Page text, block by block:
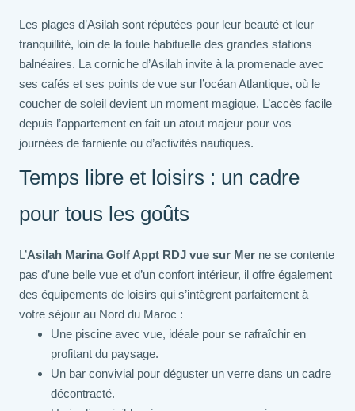
Les plages d’Asilah sont réputées pour leur beauté et leur
tranquillité, loin de la foule habituelle des grandes stations
balnéaires. La corniche d’Asilah invite à la promenade avec
ses cafés et ses points de vue sur l’océan Atlantique, où le
coucher de soleil devient un moment magique. L’accès facile
depuis l’appartement en fait un atout majeur pour vos
journées de farniente ou d’activités nautiques.
Temps libre et loisirs : un cadre
pour tous les goûts
L’Asilah Marina Golf Appt RDJ vue sur Mer ne se contente
pas d’une belle vue et d’un confort intérieur, il offre également
des équipements de loisirs qui s’intègrent parfaitement à
votre séjour au Nord du Maroc :
Une piscine avec vue, idéale pour se rafraîchir en
profitant du paysage.
Un bar convivial pour déguster un verre dans un cadre
décontracté.